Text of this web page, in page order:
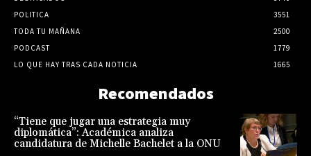
POLITICA
3551
TODA TU MAÑANA
2500
PODCAST
1779
LO QUE HAY TRAS CADA NOTICIA
1665
Recomendados
“Tiene que jugar una estrategia muy
diplomática”: Académica analiza
candidatura de Michelle Bachelet a la ONU